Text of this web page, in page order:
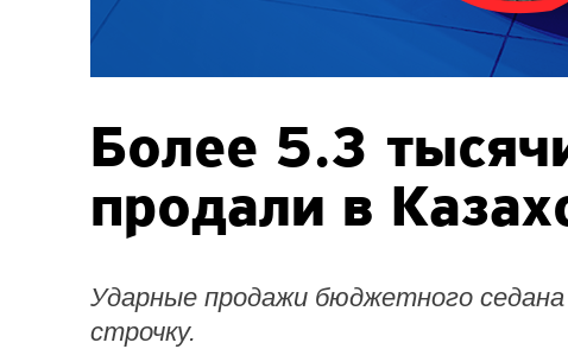
Более 5.3
продали в
Ударные продажи бюджетного
строчку.